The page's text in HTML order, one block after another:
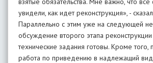
увидели, как идет реконструкция», -
Параллельно с этим уже на следующей
обсуждение второго этапа
технические задания готовы. Кроме того,
работа по приведению в надлежащий